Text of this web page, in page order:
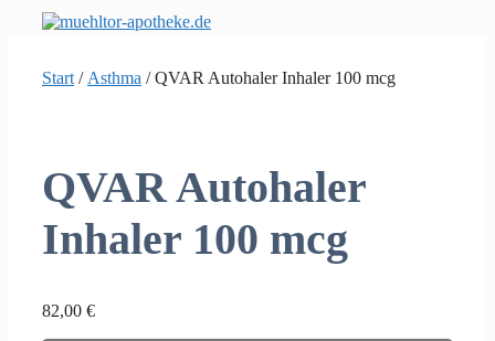
Start / Asthma / QVAR Autohaler Inhaler 100 mcg
QVAR Autohaler
Inhaler 100 mcg
82,00 €